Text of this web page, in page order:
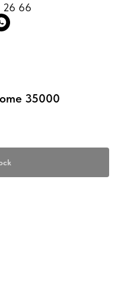
26 66
35000